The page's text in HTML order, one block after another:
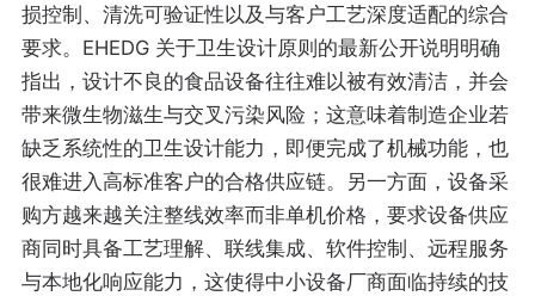
损控制、清洗可验证性以及与客户工艺深度适配的综合
要求。EHEDG 关于卫生设计原则的最新公开说明明确
指出，设计不良的食品设备往往难以被有效清洁，并会
带来微生物滋生与交叉污染风险；这意味着制造企业若
缺乏系统性的卫生设计能力，即便完成了机械功能，也
很难进入高标准客户的合格供应链。另一方面，设备采
购方越来越关注整线效率而非单机价格，要求设备供应
商同时具备工艺理解、联线集成、软件控制、远程服务
与本地化响应能力，这使得中小设备厂商面临持续的技